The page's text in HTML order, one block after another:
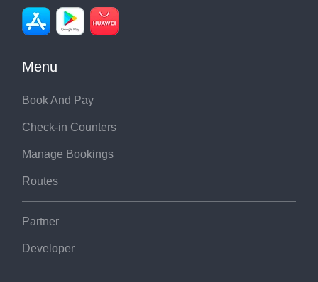
Menu
Book And Pay
Check-in Counters
Manage Bookings
Routes
Partner
Developer